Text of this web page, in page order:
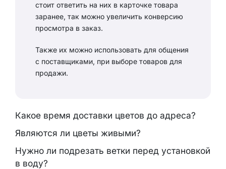
стоит ответить на них в карточке товара
заранее, так можно увеличить конверсию
просмотра в заказ.
Также их можно использовать для общения
с поставщиками, при выборе товаров для
продажи.
Какое время доставки цветов до адреса?
Являются ли цветы живыми?
Нужно ли подрезать ветки перед установкой
в воду?